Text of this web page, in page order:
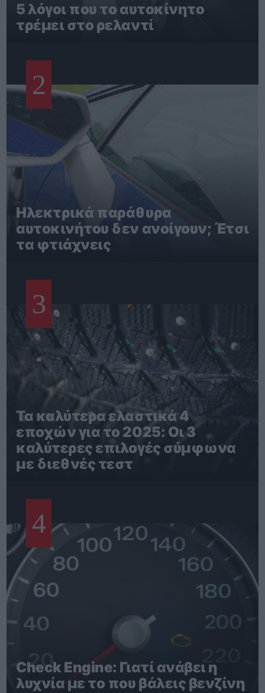
5 λόγοι που το αυτοκίνητο
τρέμει στο ρελαντί
2
Ηλεκτρικά παράθυρα
αυτοκινήτου δεν ανοίγουν; Έτσι
τα φτιάχνεις
3
Τα καλύτερα ελαστικά 4
εποχών για το 2025: Οι 3
καλύτερες επιλογές σύμφωνα
με διεθνές τεστ
4
Check Engine: Γιατί ανάβει η
λυχνία με το που βάλεις βενζίνη